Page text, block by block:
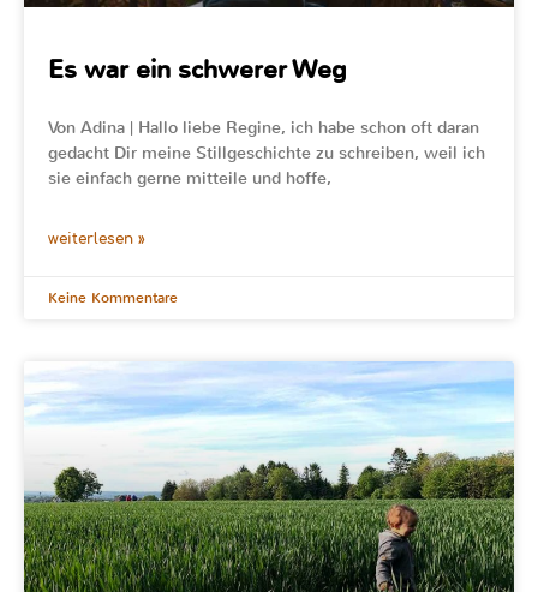
Es war ein schwerer Weg
Von Adina | Hallo liebe Regine, ich habe schon oft daran
gedacht Dir meine Stillgeschichte zu schreiben, weil ich
sie einfach gerne mitteile und hoffe,
weiterlesen »
Keine Kommentare